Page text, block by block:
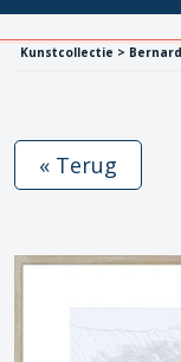
Kunstcollectie >
« Terug